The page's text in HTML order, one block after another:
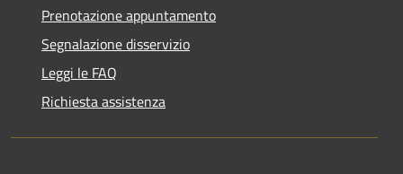
Prenotazione appuntamento
Segnalazione disservizio
Leggi le FAQ
Richiesta assistenza